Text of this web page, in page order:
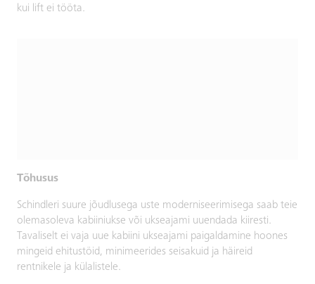
kui lift ei tööta.
Tõhusus
Schindleri suure jõudlusega uste moderniseerimisega saab teie
olemasoleva kabiiniukse või ukseajami uuendada kiiresti.
Tavaliselt ei vaja uue kabiini ukseajami paigaldamine hoones
mingeid ehitustöid, minimeerides seisakuid ja häireid
rentnikele ja külalistele.